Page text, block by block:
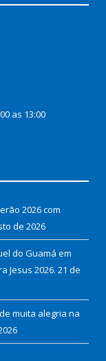
as 13:00
2026 com
de 2026
do Guamá em
Jesus 2026. 21 de
muita alegria na